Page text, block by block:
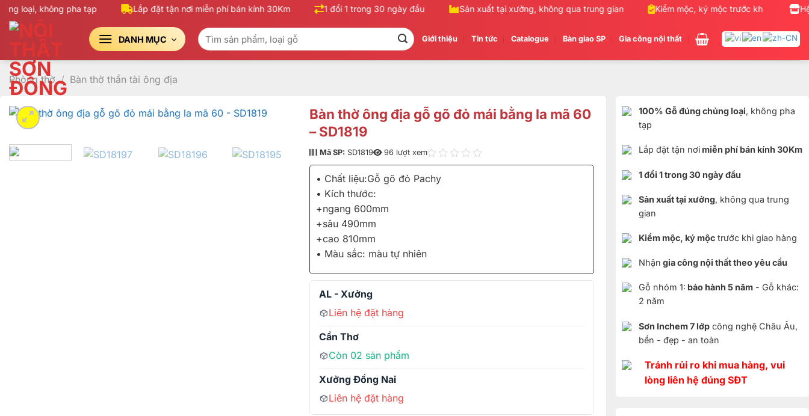
Bỏ
qua
loại, không pha tạp Lắp đặt tận nơi miễn phí bán kính 30Km 1 đổi 1 trong 30 ngày đầu Sản xuất tại xưởng, không qua trung gian Kiểm mộc, ký mộc trước khi giao hàng
DANH MỤC
Tìm
kiếm:
Giới thiệu Tin tức Catalogue Bàn giao SP Gia công nội thất
Phòng thờ / Bàn thờ thần tài ông địa
100% Gỗ đúng chủng loại, không pha
tạp
Lắp đặt tận nơimiễn phí bán kính 30Km
1 đổi 1 trong 30 ngày đầu
Sản xuất tại xưởng, không qua trung
gian
Kiểm mộc, ký mộctrước khi giao hàng
Nhận gia công nội thất theo yêu cầu
Gỗ nhóm 1: bảo hành 5 năm- Gỗ khác:
2 năm
Sơn Inchem 7 lớpcông nghệ Châu Âu,
bền - đẹp - an toàn
Tránh rủi ro khi mua hàng, vui
lòng liên hệ đúng SĐT
Bàn thờ ông địa gỗ gõ đỏ mái bằng la mã 60
– SD1819
Mã SP: SD1819 96 lượt xem
• Chất liệu:Gỗ gõ đỏ Pachy
• Kích thước:
+ngang 600mm
+sâu 490mm
+cao 810mm
• Màu sắc: màu tự nhiên
AL - Xưởng
Liên hệ đặt hàng
Cần Thơ
Còn 02 sản phẩm
Xưởng Đồng Nai
Liên hệ đặt hàng